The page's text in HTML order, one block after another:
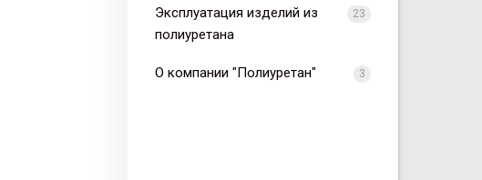
Эксплуатация изделий из
полиуретана
23
О компании "Полиуретан" 3